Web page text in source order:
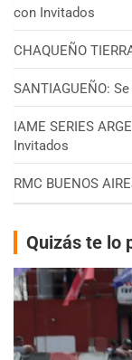
con Invitados
CHAQUEÑO
SANTIAGUEÑO:
IAME SERIES
Invitados
RMC BUENOS
Quizás te lo